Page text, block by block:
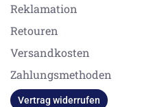
Reklamation
Retouren
Versandkosten
Zahlungsmethoden
Vertrag widerrufen